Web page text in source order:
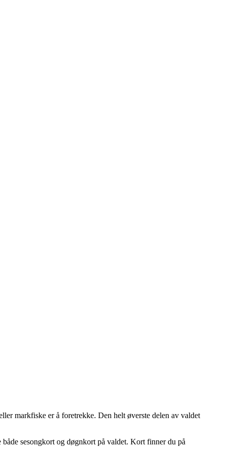
markfiske er å foretrekke. Den helt øverste delen av valdet
sesongkort og døgnkort på valdet. Kort finner du på